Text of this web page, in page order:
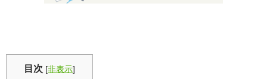
目次 [非表示]